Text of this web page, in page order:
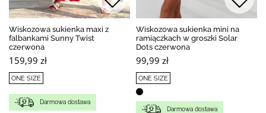
Wiskozowa sukienka maxi z
falbankami Sunny Twist
czerwona
159,99 zł
ONE SIZE
Darmowa dostawa
Wiskozowa sukienka mini na
ramiączkach w groszki Solar
Dots czerwona
99,99 zł
ONE SIZE
Darmowa dostawa